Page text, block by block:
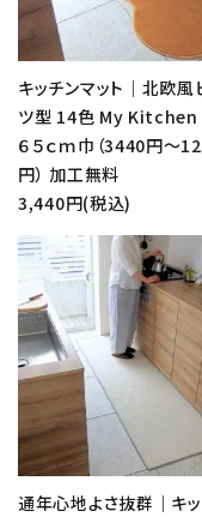
キッチンマット｜北欧風
ツ型 14色 My
６５ｃｍ巾（3440円～
円） 加工無料
3,440円(税込)
通年心地よさ抜群｜キ